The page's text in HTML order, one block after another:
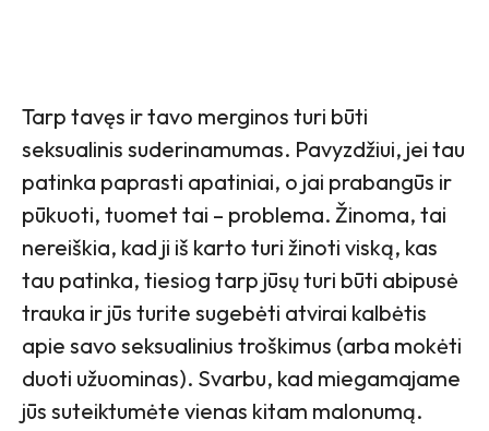
Tarp tavęs ir tavo merginos turi būti
seksualinis suderinamumas. Pavyzdžiui, jei tau
patinka paprasti apatiniai, o jai prabangūs ir
pūkuoti, tuomet tai – problema. Žinoma, tai
nereiškia, kad ji iš karto turi žinoti viską, kas
tau patinka, tiesiog tarp jūsų turi būti abipusė
trauka ir jūs turite sugebėti atvirai kalbėtis
apie savo seksualinius troškimus (arba mokėti
duoti užuominas). Svarbu, kad miegamajame
jūs suteiktumėte vienas kitam malonumą.